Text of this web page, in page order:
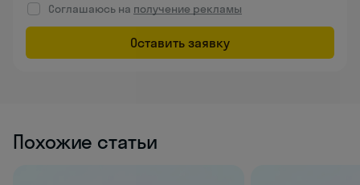
Соглашаюсь на получение рекламы
Оставить заявку
Похожие статьи